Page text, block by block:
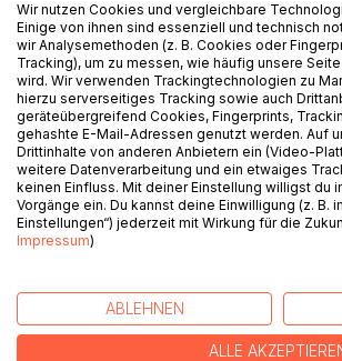
Reise zur Quelle - dein
Dieses liebevoll gestaltete
Lebensfreude.
"Reise zur Quelle - deine
die ihrem Leben einen
Ob du deine Gedanken
Jede grosse Veränderung
Perfekt für: Menschen auf
Persönlichkeitsentwicklung,
Wir nutzen Cookies und vergleichbare
Einige von ihnen sind essenziell und technisch
wir Analysemethoden (z. B. Cookies oder
Tracking), um zu messen, wie häufig unsere
wird. Wir verwenden Trackingtechnologien zu
hierzu serverseitiges Tracking sowie auch
geräteübergreifend Cookies, Fingerprints,
gehashte E-Mail-Adressen genutzt werden. Auf
Drittinhalte von anderen Anbietern ein (Video-
weitere Datenverarbeitung und ein etwaiges
keinen Einfluss. Mit deiner Einstellung willigst du
Vorgänge ein. Du kannst deine Einwilligung (z. B.
Einstellungen“) jederzeit mit Wirkung für die
Impressum)
ABLEHNEN
ALLE